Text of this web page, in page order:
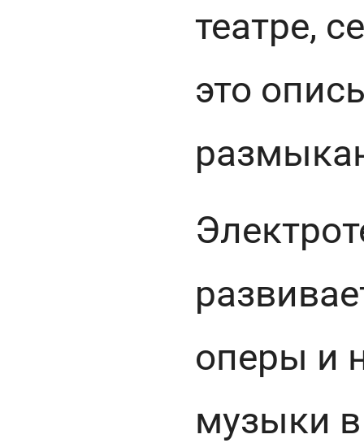
театре,
это
оперы и
музыки